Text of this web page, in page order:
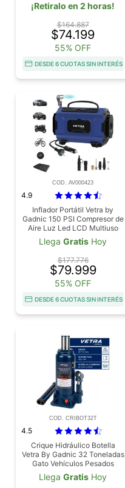
¡Retiralo en 2 horas!
$164.887
$74.199
55% OFF
DESDE 6 CUOTAS SIN INTERÉS
COD. AV000423
4.9
Inflador Portátil Vetra by
Gadnic 150 PSI Compresor de
Aire Luz Led LCD Multiuso
Compacto
Llega Gratis Hoy
$177.776
$79.999
55% OFF
DESDE 6 CUOTAS SIN INTERÉS
COD. CRIBOT32T
4.5
Crique Hidráulico Botella
Vetra By Gadnic 32 Toneladas
Gato Vehículos Pesados
Universal Reforzado
Llega Gratis Hoy